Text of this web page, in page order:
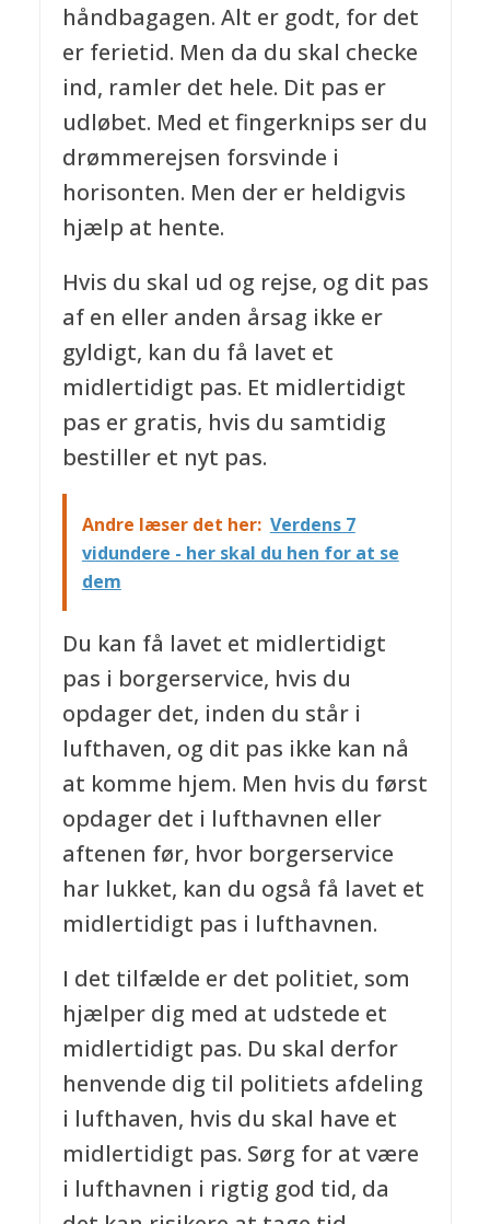
håndbagagen. Alt er godt, for det
er ferietid. Men da du skal checke
ind, ramler det hele. Dit pas er
udløbet. Med et fingerknips ser du
drømmerejsen forsvinde i
horisonten. Men der er heldigvis
hjælp at hente.
Hvis du skal ud og rejse, og dit pas
af en eller anden årsag ikke er
gyldigt, kan du få lavet et
midlertidigt pas. Et midlertidigt
pas er gratis, hvis du samtidig
bestiller et nyt pas.
Andre læser det her: Verdens 7
vidundere - her skal du hen for at se
dem
Du kan få lavet et midlertidigt
pas i borgerservice, hvis du
opdager det, inden du står i
lufthaven, og dit pas ikke kan nå
at komme hjem. Men hvis du først
opdager det i lufthavnen eller
aftenen før, hvor borgerservice
har lukket, kan du også få lavet et
midlertidigt pas i lufthavnen.
I det tilfælde er det politiet, som
hjælper dig med at udstede et
midlertidigt pas. Du skal derfor
henvende dig til politiets afdeling
i lufthaven, hvis du skal have et
midlertidigt pas. Sørg for at være
i lufthavnen i rigtig god tid, da